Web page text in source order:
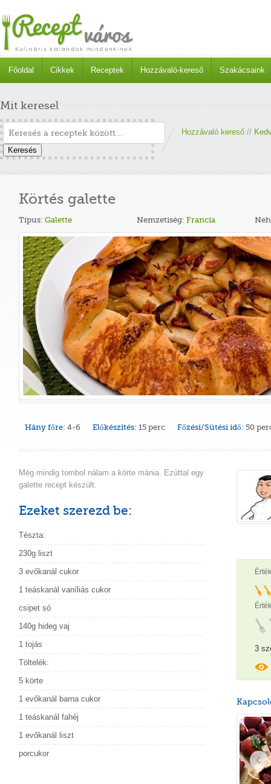
Főoldal Cikkek Receptek Hozzávaló-kereső Szakácsaink
Mit keresel
Keresés
Hozzávaló kereső //
Körtés galette
Típus: Galette Nemzetiség: Francia
Hány főre: 4-6 Előkészítés: 15 perc Főzési/Sütési idő: 50
Még mindig tombol nálam a körte mánia. Ezúttal egy
galette recept készült.
Ezeket szerezd be:
Tészta:
230g liszt
3 evőkanál cukor
1 teáskanál vaníliás cukor
csipet só
140g hideg vaj
1 tojás
Töltelék:
5 körte
1 evőkanál barna cukor
1 teáskanál fahéj
1 evőkanál liszt
porcukor
3